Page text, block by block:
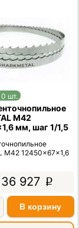
шт.
M42
мм, шаг 1/1,5
M42 12450×67×1,6
36 927 p
В корзину